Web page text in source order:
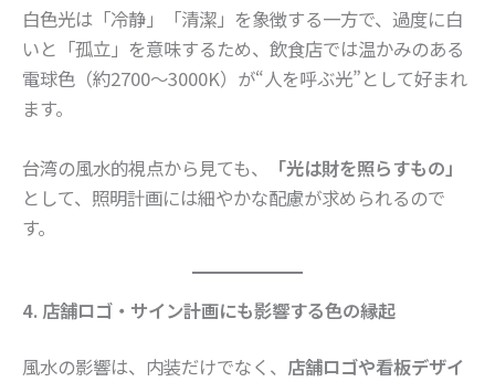
白色光は「冷静」「清潔」を象徴する一方で、過度に白
いと「孤立」を意味するため、飲食店では温かみのある
電球色（約2700〜3000K）が“人を呼ぶ光”として好まれ
ます。
台湾の風水的視点から見ても、
「光は財を照らすもの」
として、照明計画には細やかな配慮が求められるので
す。
4. 店舗ロゴ・サイン計画にも影響する色の縁起
風水の影響は、内装だけでなく、 店舗ロゴや看板デザイ